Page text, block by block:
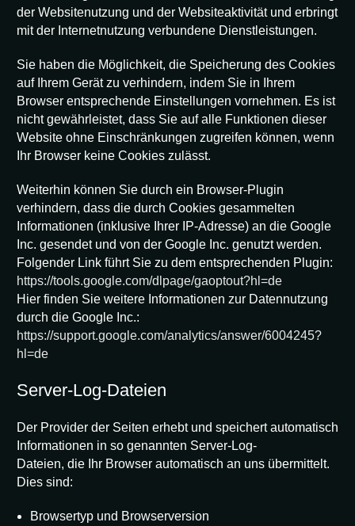
der Websitenutzung und der Websiteaktivität und erbringt
mit der Internetnutzung verbundene Dienstleistungen.
Sie haben die Möglichkeit, die Speicherung des Cookies
auf Ihrem Gerät zu verhindern, indem Sie in Ihrem
Browser entsprechende Einstellungen vornehmen. Es ist
nicht gewährleistet, dass Sie auf alle Funktionen dieser
Website ohne Einschränkungen zugreifen können, wenn
Ihr Browser keine Cookies zulässt.
Weiterhin können Sie durch ein Browser-Plugin
verhindern, dass die durch Cookies gesammelten
Informationen (inklusive Ihrer IP-Adresse) an die Google
Inc. gesendet und von der Google Inc. genutzt werden.
Folgender Link führt Sie zu dem entsprechenden Plugin:
https://tools.google.com/dlpage/gaoptout?hl=de
Hier finden Sie weitere Informationen zur Datennutzung
durch die Google Inc.:
https://support.google.com/analytics/answer/6004245?
hl=de
Server-Log-Dateien
Der Provider der Seiten erhebt und speichert automatisch
Informationen in so genannten Server-Log-
Dateien, die Ihr Browser automatisch an uns übermittelt.
Dies sind:
Browsertyp und Browserversion